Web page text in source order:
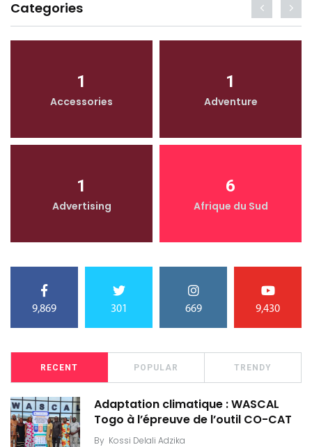
Categories
1
Accessories
1
Adventure
1
Advertising
6
Afrique du Sud
9,869 301 669 9,430
RECENT POPULAR TRENDY
Adaptation climatique : WASCAL
Togo à l’épreuve de l’outil CO-CAT
By Kossi Delali Adzika